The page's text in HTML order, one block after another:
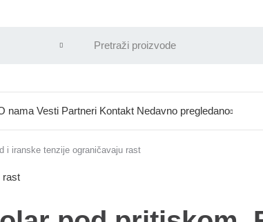
nama Vesti Partneri Kontakt Nedavno pregledano
i iranske tenzije ograničavaju rast